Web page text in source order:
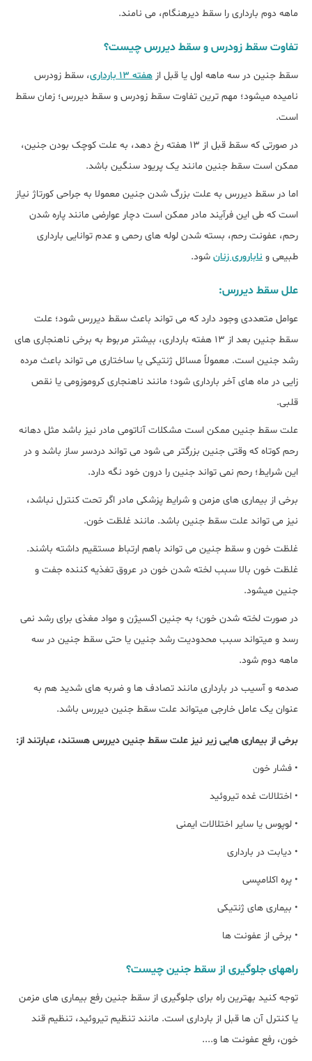
ماهه دوم بارداری را سقط دیرهنگام، می نامند.
تفاوت سقط زودرس و سقط دیررس چیست؟
سقط جنین در سه ماهه اول یا قبل از هفته 13 بارداری
، سقط زودرس
نامیده میشود؛ مهم ترین تفاوت سقط زودرس و سقط دیررس؛ زمان سقط
است.
در صورتی که سقط قبل از 13 هفته رخ دهد، به علت کوچک بودن جنین،
ممکن است سقط جنین مانند یک پریود سنگین باشد.
اما در سقط دیررس به علت بزرگ شدن جنین معمولا به جراحی کورتاژ نیاز
است که طی این فرآیند مادر ممکن است دچار عوارضی مانند پاره شدن
رحم، عفونت رحم، بسته شدن لوله های رحمی و عدم توانایی بارداری
طبیعی و ناباروری زنان شود.
علل سقط دیررس:
عوامل متعددی وجود دارد که می تواند باعث سقط دیررس شود؛ علت
سقط جنین بعد از 13 هفته بارداری، بیشتر مربوط به برخی ناهنجاری های
رشد جنین است. معمولاً مسائل ژنتیکی یا ساختاری می تواند باعث مرده
زایی در ماه های آخر بارداری شود؛ مانند ناهنجاری کروموزومی یا نقص
قلبی.
علت سقط جنین ممکن است مشکلات آناتومی مادر نیز باشد مثل دهانه
رحم کوتاه که وقتی جنین بزرگتر می شود می تواند دردسر ساز باشد و در
این شرایط؛ رحم نمی تواند جنین را درون خود نگه دارد.
برخی از بیماری های مزمن و شرایط پزشکی مادر اگر تحت کنترل نباشد،
نیز می تواند علت سقط جنین باشد. مانند غلظت خون.
غلظت خون و سقط جنین می تواند باهم ارتباط مستقیم داشته باشند.
غلظت خون بالا سبب لخته شدن خون در عروق تغذیه کننده جفت و
جنین میشود.
در صورت لخته شدن خون؛ به جنین اکسیژن و مواد مغذی برای رشد نمی
رسد و میتواند سبب محدودیت رشد جنین یا حتی سقط جنین در سه
ماهه دوم شود.
صدمه و آسیب در بارداری مانند تصادف ها و ضربه های شدید هم به
عنوان یک عامل خارجی میتواند علت سقط جنین دیررس باشد.
برخی از بیماری هایی زیر نیز علت سقط جنین دیررس هستند، عبارتند از:
• فشار خون
• اختلالات غده تیروئید
• لوپوس یا سایر اختلالات ایمنی
• دیابت در بارداری
• پره اکلامپسی
• بیماری های ژنتیکی
• برخی از عفونت ها
راههای جلوگیری از سقط جنین چیست؟
توجه کنید بهترین راه برای جلوگیری از سقط جنین رفع بیماری های مزمن
یا کنترل آن ها قبل از بارداری است. مانند تنظیم تیروئید، تنظیم قند
خون، رفع عفونت ها و....